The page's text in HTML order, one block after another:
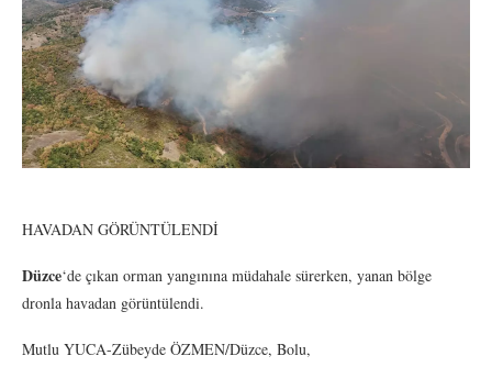
HAVADAN GÖRÜNTÜLENDİ
Düzce‘de çıkan orman yangınına müdahale sürerken, yanan bölge
dronla havadan görüntülendi.
Mutlu YUCA-Zübeyde ÖZMEN/Düzce, Bolu,